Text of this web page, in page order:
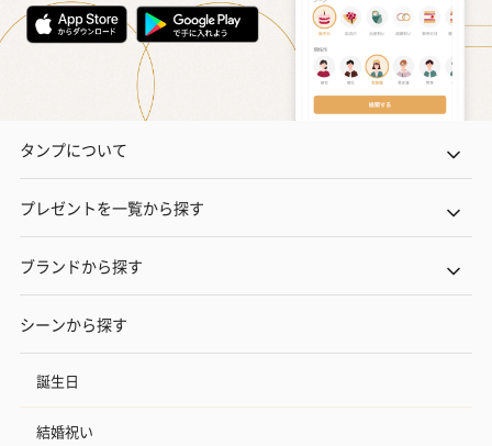
タンプについて
プレゼントを一覧から探す
ブランドから探す
シーンから探す
誕生日
結婚祝い